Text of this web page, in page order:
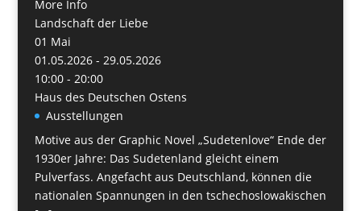
More Info
Landschaft der Liebe
01 Mai
01.05.2026 - 29.05.2026
10:00 - 20:00
Haus des Deutschen Ostens
Ausstellungen
Motive aus der Graphic Novel „Sudetenlove“ Ende der
1930er Jahre: Das Sudetenland gleicht einem
Pulverfass. Angefacht aus Deutschland, können die
nationalen Spannungen in den tschechoslowakischen